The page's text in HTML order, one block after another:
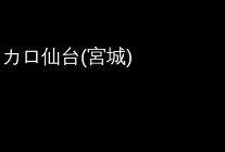
ロ仙台(宮城)